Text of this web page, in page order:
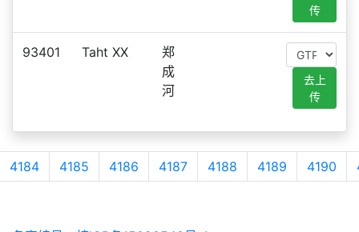
传
93401 Taht XX
郑
成
河
去上
传
4184 4185 4186 4187 4188 4189 4190